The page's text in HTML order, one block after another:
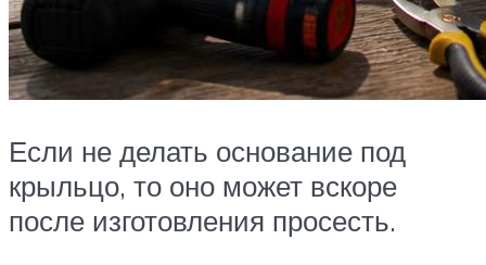
Если не делать основание под
крыльцо, то оно может вскоре
после изготовления просесть.